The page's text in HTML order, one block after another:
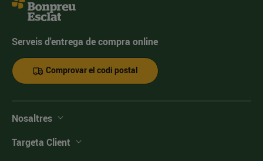
Serveis d'entrega de compra online
Comprovar el codi postal
Nosaltres
Targeta Client